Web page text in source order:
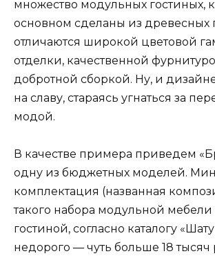
множество модульных гостиных,
основном сделаны из древесных
отличаются широкой цветовой
отделки, качественной
добротной сборкой. Ну, и
на славу, стараясь угнаться за
модой.
В качестве примера приведем
одну из бюджетных моделей.
комплектация (названная
такого набора модульной мебели
гостиной, согласно каталогу
недорого — чуть больше 18 тысяч